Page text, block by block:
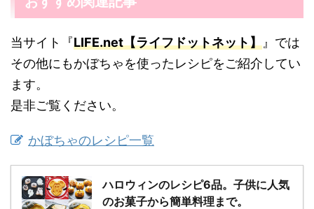
当サイト『LIFE.net【ライフドットネット】 』では
その他にもかぼちゃを使ったレシピをご紹介してい
ます。
是非ご覧ください。
かぼちゃのレシピ一覧
ハロウィンのレシピ6品。子供に人気
のお菓子から簡単料理まで。